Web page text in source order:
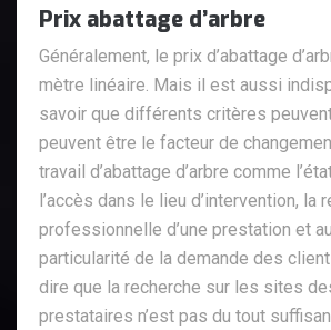
Prix abattage d’arbre
Généralement, le prix d’abattage
mètre linéaire. Mais il est aussi
savoir que différents critères
peuvent être le facteur de
travail d’abattage d’arbre comme
l’accès dans le lieu d’intervention, la
professionnelle d’une prestation et
particularité de la demande des
dire que la recherche sur les sites
prestataires n’est pas du tout